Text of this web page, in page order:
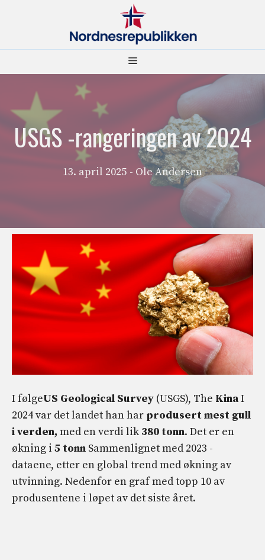
Meny
USGS -rangeringen av 2024
13. april 2025 - Ole Andersen
I følgeUS Geological Survey (USGS), The KinaI
2024 var det landet han har produsert mest gull
i verden, med en verdi lik 380 tonn. Det er en
økning i 5 tonn Sammenlignet med 2023 -
dataene, etter en global trend med økning av
utvinning. Nedenfor en graf med topp 10 av
produsentene i løpet av det siste året.